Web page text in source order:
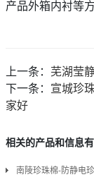
产品外箱内衬等方
上一条： 芜湖莹
下一条： 宣城珍
家好
相关的产品和信息有
南陵珍珠棉-防静电